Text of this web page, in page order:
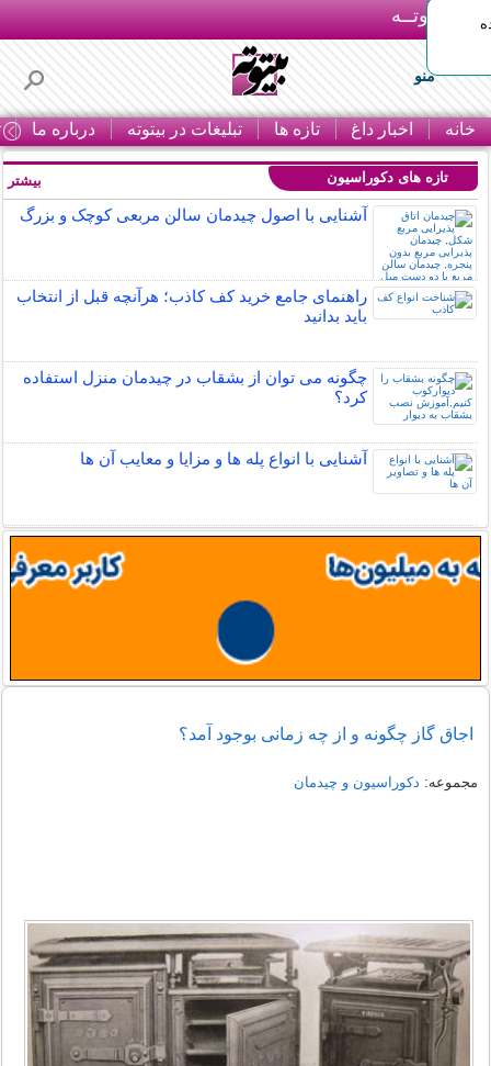
بـیتوتــه
منو
خانه اخبار داغ تازه ها تبلیغات در بیتوته درباره ما
تازه های دکوراسیون
آشنایی با اصول چیدمان سالن مربعی کوچک و بزرگ
راهنمای جامع خرید کف کاذب؛ هرآنچه قبل از انتخاب
باید بدانید
چگونه می توان از بشقاب در چیدمان منزل استفاده
کرد؟
آشنایی با انواع پله ها و مزایا و معایب آن ها
بیشتر
اجاق گاز چگونه و از چه زمانی بوجود آمد؟
مجموعه: دکوراسیون و چیدمان